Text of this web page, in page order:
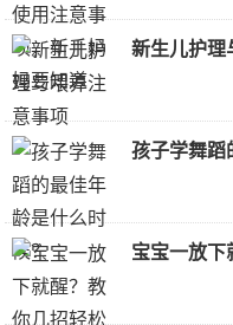
新生儿护理
孩子学舞蹈
宝宝一放下